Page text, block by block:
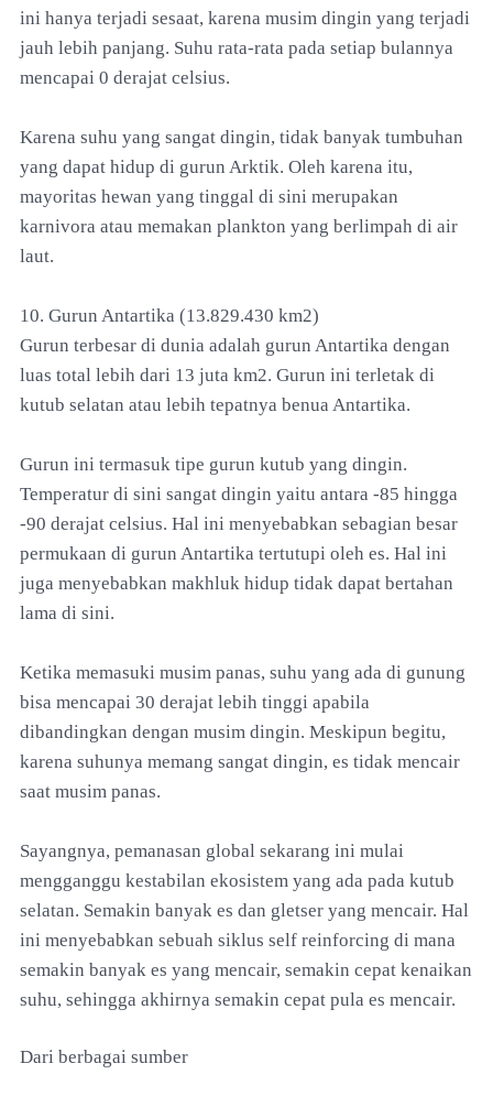
ini hanya terjadi sesaat, karena musim dingin yang terjadi
jauh lebih panjang. Suhu rata-rata pada setiap bulannya
mencapai 0 derajat celsius.
Karena suhu yang sangat dingin, tidak banyak tumbuhan
yang dapat hidup di gurun Arktik. Oleh karena itu,
mayoritas hewan yang tinggal di sini merupakan
karnivora atau memakan plankton yang berlimpah di air
laut.
10. Gurun Antartika (13.829.430 km2)
Gurun terbesar di dunia adalah gurun Antartika dengan
luas total lebih dari 13 juta km2. Gurun ini terletak di
kutub selatan atau lebih tepatnya benua Antartika.
Gurun ini termasuk tipe gurun kutub yang dingin.
Temperatur di sini sangat dingin yaitu antara -85 hingga
-90 derajat celsius. Hal ini menyebabkan sebagian besar
permukaan di gurun Antartika tertutupi oleh es. Hal ini
juga menyebabkan makhluk hidup tidak dapat bertahan
lama di sini.
Ketika memasuki musim panas, suhu yang ada di gunung
bisa mencapai 30 derajat lebih tinggi apabila
dibandingkan dengan musim dingin. Meskipun begitu,
karena suhunya memang sangat dingin, es tidak mencair
saat musim panas.
Sayangnya, pemanasan global sekarang ini mulai
mengganggu kestabilan ekosistem yang ada pada kutub
selatan. Semakin banyak es dan gletser yang mencair. Hal
ini menyebabkan sebuah siklus self reinforcing di mana
semakin banyak es yang mencair, semakin cepat kenaikan
suhu, sehingga akhirnya semakin cepat pula es mencair.
Dari berbagai sumber